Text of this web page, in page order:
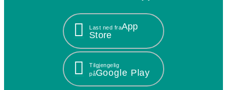
Last ned fraApp
Store
Tilgjengelig
påGoogle Play